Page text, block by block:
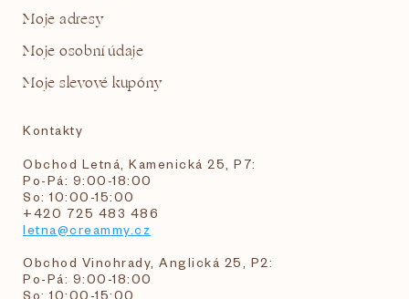
Moje adresy
Moje osobní údaje
Moje slevové kupóny
Kontakty
Obchod Letná, Kamenická 25, P7:
Po-Pá: 9:00-18:00
So: 10:00-15:00
+420 725 483 486
letna@creammy.cz
Obchod Vinohrady, Anglická 25, P2:
Po-Pá: 9:00-18:00
So: 10:00-15:00